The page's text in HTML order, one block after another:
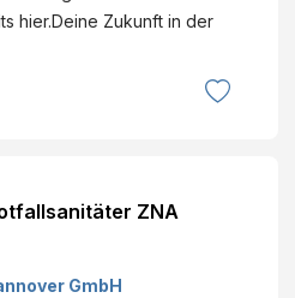
hier.Deine Zukunft in der
ZNA
GmbH